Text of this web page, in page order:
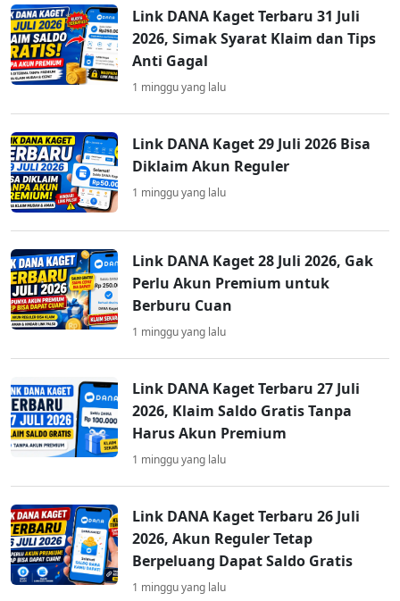
Link DANA Kaget Terbaru 31 Juli
2026, Simak Syarat Klaim dan Tips
Anti Gagal
1 minggu yang lalu
Link DANA Kaget 29 Juli 2026 Bisa
Diklaim Akun Reguler
1 minggu yang lalu
Link DANA Kaget 28 Juli 2026, Gak
Perlu Akun Premium untuk
Berburu Cuan
1 minggu yang lalu
Link DANA Kaget Terbaru 27 Juli
2026, Klaim Saldo Gratis Tanpa
Harus Akun Premium
1 minggu yang lalu
Link DANA Kaget Terbaru 26 Juli
2026, Akun Reguler Tetap
Berpeluang Dapat Saldo Gratis
1 minggu yang lalu